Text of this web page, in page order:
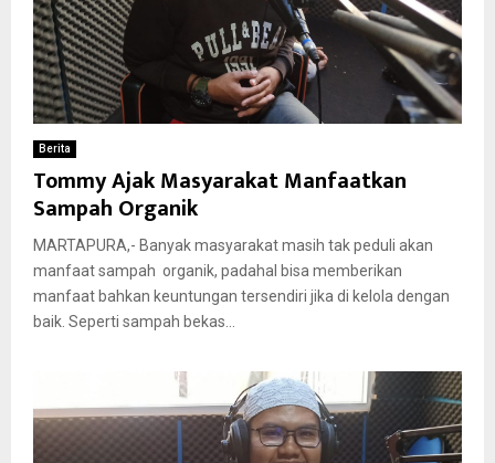
Berita
Tommy Ajak Masyarakat Manfaatkan
Sampah Organik
MARTAPURA,- Banyak masyarakat masih tak peduli akan
manfaat sampah organik, padahal bisa memberikan
manfaat bahkan keuntungan tersendiri jika di kelola dengan
baik. Seperti sampah bekas...